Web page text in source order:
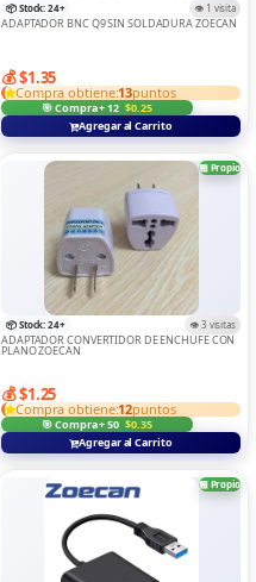
📦 Stock: 24+ 👁️ 1 visita
ADAPTADOR BNC Q9 SIN SOLDADURA ZOECAN
💰 $1.35
Compra obtiene:13puntos
🎯 Compra + 12 $0.25
Agregar al Carrito
🏪 Propio
📦 Stock: 24+ 👁️ 3 visitas
ADAPTADOR CONVERTIDOR DE ENCHUFE CON
PLANO ZOECAN
💰 $1.25
Compra obtiene:12puntos
🎯 Compra + 50 $0.35
Agregar al Carrito
🏪 Propio